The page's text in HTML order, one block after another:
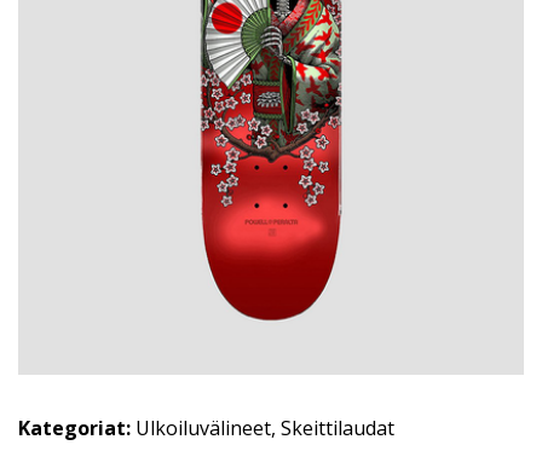
Kategoriat: Ulkoiluvälineet, Skeittilaudat